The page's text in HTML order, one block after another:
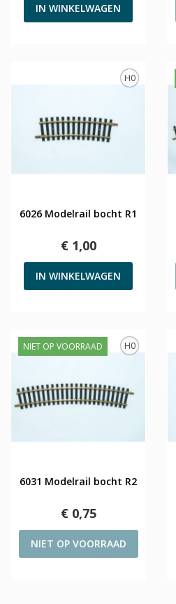
IN WINKELWAGEN
H0
6026 Modelrail bocht R1
€ 1,00
IN WINKELWAGEN
H0
NIET OP VOORRAAD
6031 Modelrail bocht R2
€ 0,75
NIET OP VOORRAAD